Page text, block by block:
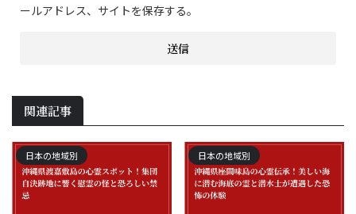
ールアドレス、サイトを保存する。
関連記事
日本の地域別 日本の地域別